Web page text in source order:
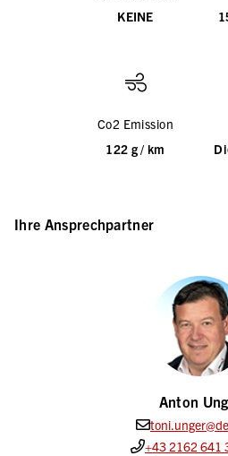
KEINE
Co2 Emission
122 g / km
Ihre Ansprechpartner
Anton
+43 2162 641